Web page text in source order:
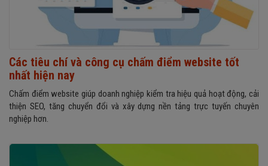
Các tiêu chí và công cụ chấm điểm website tốt
nhất hiện nay
Chấm điểm website giúp doanh nghiệp kiểm tra hiệu quả hoạt động, cải
thiện SEO, tăng chuyển đổi và xây dựng nền tảng trực tuyến chuyên
nghiệp hơn.